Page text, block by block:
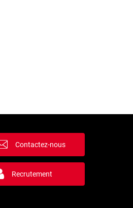
Contactez-nous
Recrutement